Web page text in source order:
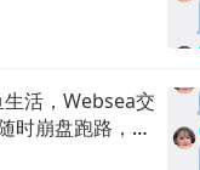
生活，Websea交
时崩盘跑路，赶